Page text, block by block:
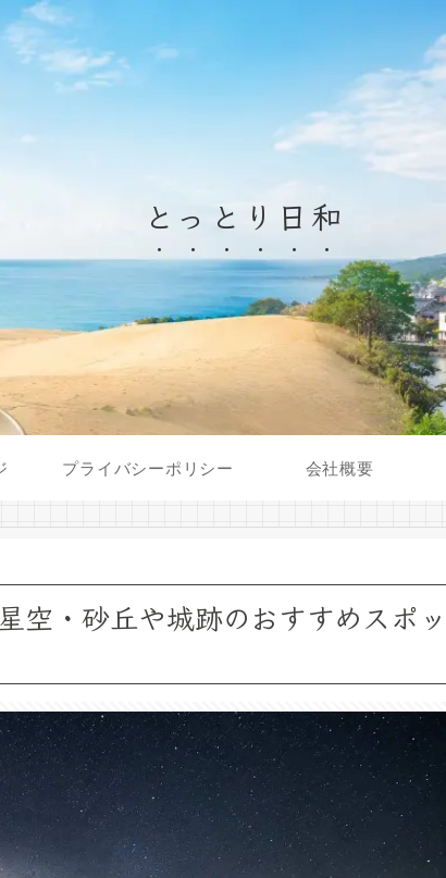
とっとり日和
プライバシーポリシー 会社概要
空・砂丘や城跡のおすすめスポッ